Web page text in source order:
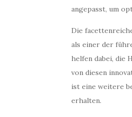
angepasst, um
Die
als einer der
helfen dabei, die
von diesen
ist eine weitere
erhalten.